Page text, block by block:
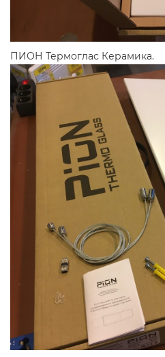
ПИОН Термоглас Керамика.